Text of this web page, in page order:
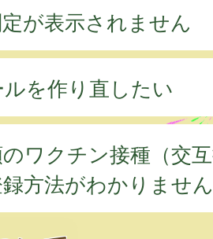
が表示されません
を作り直したい
ワクチン接種（交
方法がわかりません